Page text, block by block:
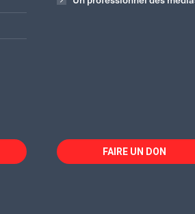
FAIRE UN DON